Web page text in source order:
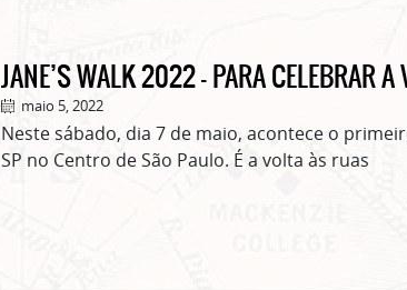
JANE’S WALK 2022 – PARA CELEBRAR
maio 5, 2022
Neste sábado, dia 7 de maio, acontece o
SP no Centro de São Paulo. É a volta às ruas